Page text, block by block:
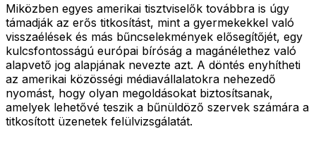
Miközben egyes amerikai tisztviselők továbbra is úgy
támadják az erős titkosítást, mint a gyermekekkel való
visszaélések és más bűncselekmények elősegítőjét, egy
kulcsfontosságú európai bíróság a magánélethez való
alapvető jog alapjának nevezte azt. A döntés enyhítheti
az amerikai közösségi médiavállalatokra nehezedő
nyomást, hogy olyan megoldásokat biztosítsanak,
amelyek lehetővé teszik a bűnüldöző szervek számára a
titkosított üzenetek felülvizsgálatát.